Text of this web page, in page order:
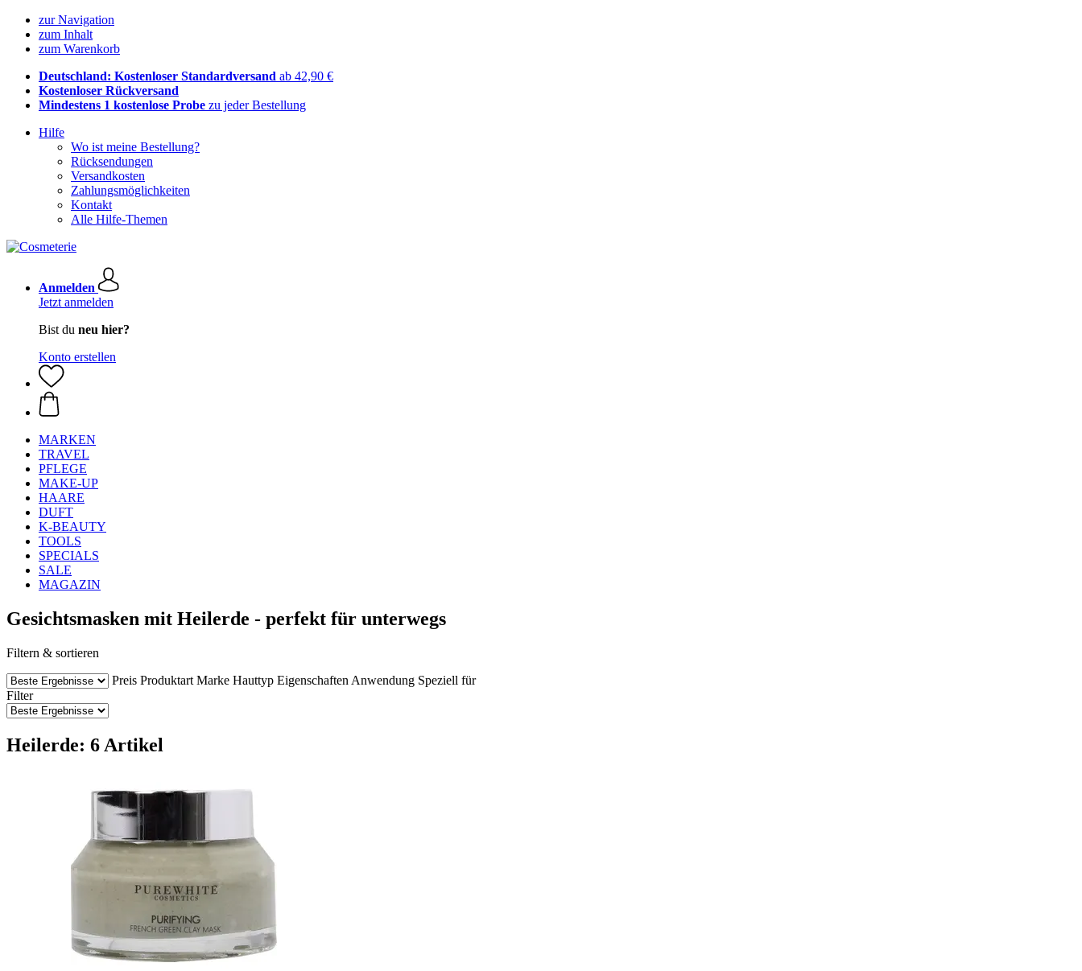
zur Navigation
zum Inhalt
zum Warenkorb
Deutschland: Kostenloser Standardversand ab 42,90 €
Kostenloser Rückversand
Mindestens 1 kostenlose Probe zu jeder Bestellung
Hilfe
Wo ist meine Bestellung?
Rücksendungen
Versandkosten
Zahlungsmöglichkeiten
Kontakt
Alle Hilfe-Themen
Anmelden
Jetzt anmelden
Bist du neu hier?
Konto erstellen
MARKEN
TRAVEL
PFLEGE
MAKE-UP
HAARE
DUFT
K-BEAUTY
TOOLS
SPECIALS
SALE
MAGAZIN
Gesichtsmasken mit Heilerde - perfekt für unterwegs
Filtern & sortieren
Preis Produktart Marke Hauttyp Eigenschaften Anwendung Speziell für
Filter
Heilerde: 6 Artikel